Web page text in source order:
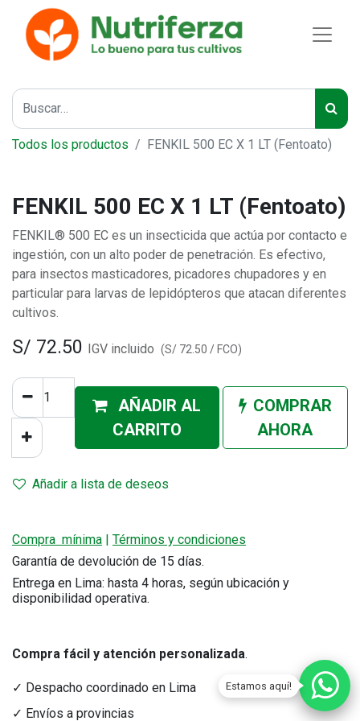
Estamos aquí!
Todos los productos FENKIL 500 EC X 1 LT (Fentoato)
FENKIL 500 EC X 1 LT (Fentoato)
FENKIL® 500 EC es un insecticida que actúa por contacto e
ingestión, con un alto poder de penetración. Es efectivo,
para insectos masticadores, picadores chupadores y en
particular para larvas de lepidópteros que atacan diferentes
cultivos.
S/ 72.50 IGV incluido (S/ 72.50 / FCO)
AÑADIR AL
CARRITO
COMPRAR
AHORA
Añadir a lista de deseos
Compra mínima | Términos y condiciones
Garantía de devolución de 15 días.
Entrega en Lima: hasta 4 horas, según ubicación y
disponibilidad operativa.
Compra fácil y atención personalizada.
✓ Despacho coordinado en Lima
✓ Envíos a provincias